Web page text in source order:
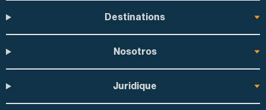
Destinations
Nosotros
Juridique